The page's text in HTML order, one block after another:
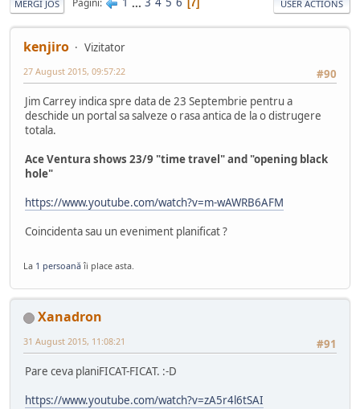
MERGI JOS Pagini 7 USER ACTIONS
kenjiro
Vizitator
#90
27 August 2015, 09:57:22
Jim Carrey indica spre data de 23 Septembrie pentru a
deschide un portal sa salveze o rasa antica de la o distrugere
totala.
Ace Ventura shows 23/9 "time travel" and "opening black
hole"
https://www.youtube.com/watch?v=m-wAWRB6AFM
Coincidenta sau un eveniment planificat ?
La 1 persoanăîi place asta.
Xanadron
#91
31 August 2015, 11:08:21
Pare ceva planiFICAT-FICAT. :-D
https://www.youtube.com/watch?v=zA5r4l6tSAI